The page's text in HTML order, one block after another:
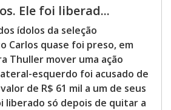
Ele foi liberad...
ídolos da seleção
Carlos quase foi preso, em
Thuller mover uma ação
esquerdo foi acusado de
de R$ 61 mil a um de seus
liberado só depois de quitar a